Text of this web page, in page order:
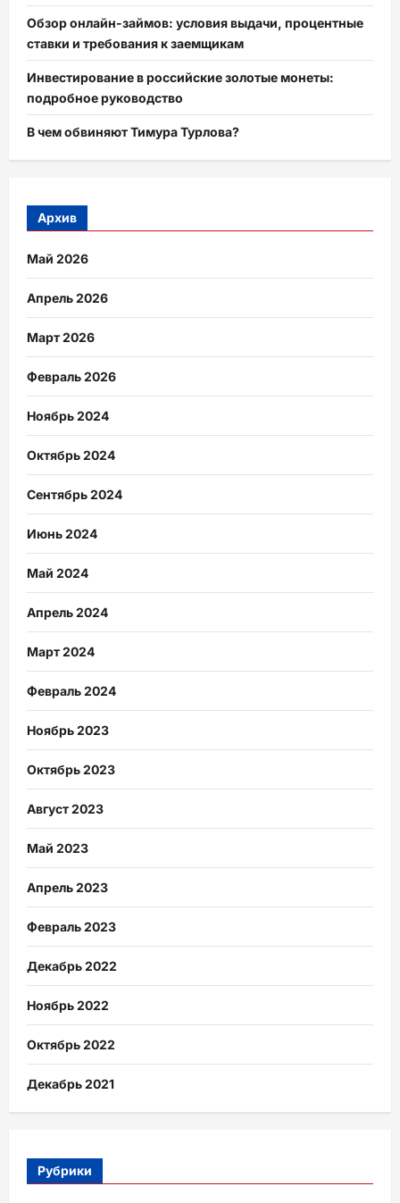
Обзор онлайн-займов: условия выдачи, процентные
ставки и требования к заемщикам
Инвестирование в российские золотые монеты:
подробное руководство
В чем обвиняют Тимура Турлова?
Архив
Май 2026
Апрель 2026
Март 2026
Февраль 2026
Ноябрь 2024
Октябрь 2024
Сентябрь 2024
Июнь 2024
Май 2024
Апрель 2024
Март 2024
Февраль 2024
Ноябрь 2023
Октябрь 2023
Август 2023
Май 2023
Апрель 2023
Февраль 2023
Декабрь 2022
Ноябрь 2022
Октябрь 2022
Декабрь 2021
Рубрики